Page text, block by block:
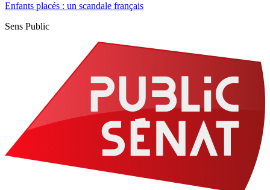
Enfants placés : un scandale français
Sens Public